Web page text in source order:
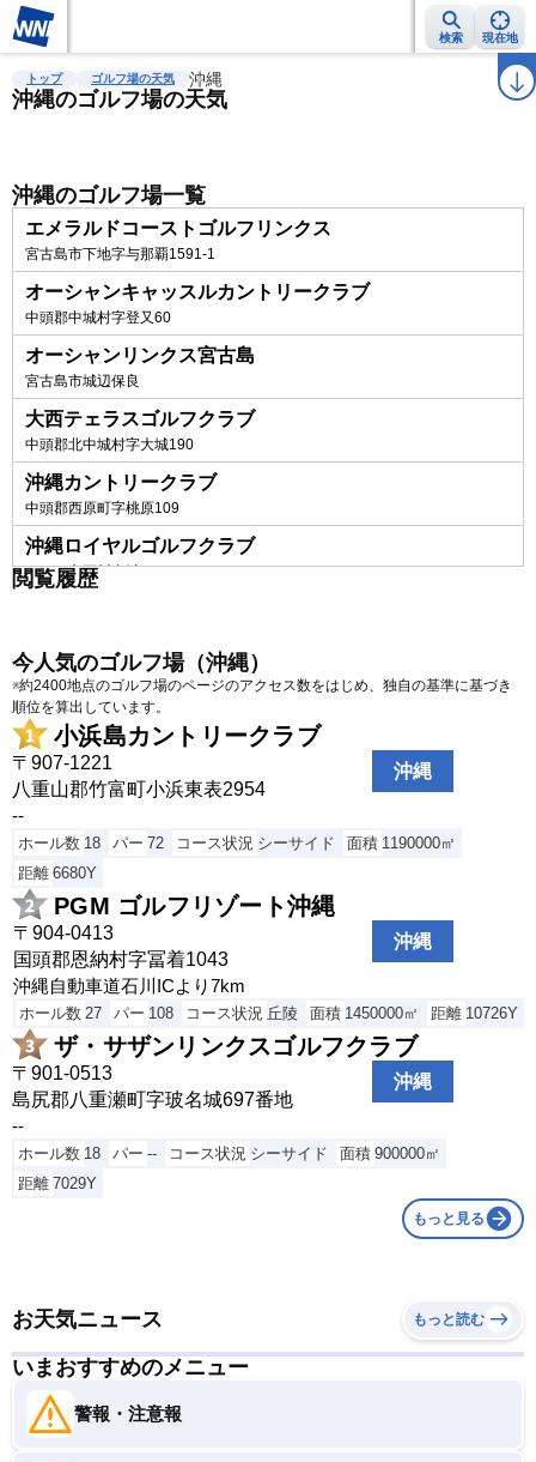
検索 現在地
雨雲レーダー 台風情報 ラ
トップ ゴルフ場の天気 沖縄
沖縄のゴルフ場の天気
沖縄のゴルフ場一覧
エメラルドコーストゴルフリンクス
宮古島市下地字与那覇1591-1
オーシャンキャッスルカントリークラブ
中頭郡中城村字登又60
オーシャンリンクス宮古島
宮古島市城辺保良
大西テェラスゴルフクラブ
中頭郡北中城村字大城190
沖縄カントリークラブ
中頭郡西原町字桃原109
沖縄ロイヤルゴルフクラブ
うるま市石川山城1436
カヌチャゴルフコース
名護市安部156-2
かねひで喜瀬カントリークラブ
名護市字喜瀬1107-1
宜野座カントリークラブ
クイーンズトラップゴルフコース
中頭郡
高原ゴルフクラブ
沖縄県うるま市 石川東恩納
小浜島カントリークラブ
八重山郡竹富町小浜東表2954
ザ・サザンリンクスゴルフクラブ
島尻郡八重瀬町字玻名城697番地
宮古島市伊良部国仲659番地
ジ・アッタテラスゴルフリゾート
守礼カントリークラブ
南城市知念知名1029
TAIYO GOLF CLUB
美ら オーチャードゴルフ倶楽部
閲覧履歴
今人気のゴルフ場（沖縄）
※約2400地点のゴルフ場のページのアクセス数をはじめ、独自の基準に基づき
順位を算出しています。
小浜島カントリークラブ
沖縄
〒907-1221
八重山郡竹富町小浜東表2954
--
ホール数 18 パー 72 コース状況 シーサイド 面積 1190000㎡
距離 6680Y
PGM ゴルフリゾート沖縄
沖縄
〒904-0413
国頭郡恩納村字冨着1043
沖縄自動車道石川ICより7km
ホール数 27 パー 108 コース状況 丘陵 面積 1450000㎡ 距離 10726Y
ザ・サザンリンクスゴルフクラブ
沖縄
〒901-0513
島尻郡八重瀬町字玻名城697番地
--
ホール数 18 パー -- コース状況 シーサイド 面積 900000㎡
距離 7029Y
もっと見る
お天気ニュース もっと読む
いまおすすめのメニュー
警報・注意報